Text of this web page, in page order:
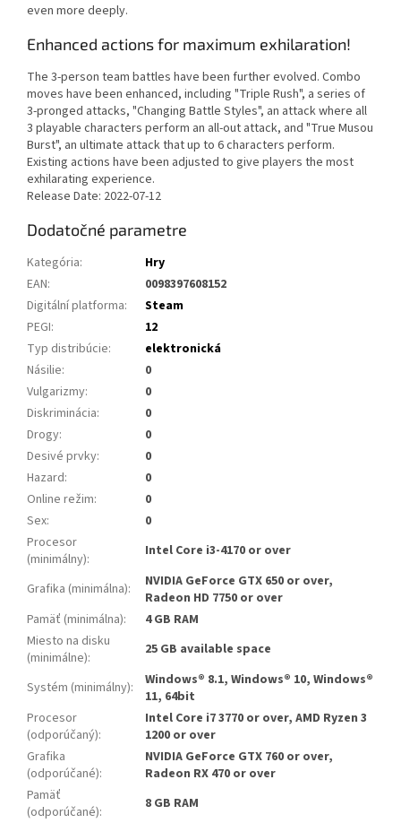
even more deeply.
Enhanced actions for maximum exhilaration!
The 3-person team battles have been further evolved. Combo
moves have been enhanced, including "Triple Rush", a series of
3-pronged attacks, "Changing Battle Styles", an attack where all
3 playable characters perform an all-out attack, and "True Musou
Burst", an ultimate attack that up to 6 characters perform.
Existing actions have been adjusted to give players the most
exhilarating experience.
Release Date: 2022-07-12
Dodatočné parametre
Kategória:
Hry
EAN:
0098397608152
Digitální platforma:
Steam
PEGI:
12
Typ distribúcie:
elektronická
Násilie:
0
Vulgarizmy:
0
Diskriminácia:
0
Drogy:
0
Desivé prvky:
0
Hazard:
0
Online režim:
0
Sex:
0
Procesor
(minimálny): Intel Core i3-4170 or over
Grafika (minimálna):
NVIDIA GeForce GTX 650 or over,
Radeon HD 7750 or over
Pamäť (minimálna):
4 GB RAM
Miesto na disku
(minimálne): 25 GB available space
Systém (minimálny):
Windows® 8.1, Windows® 10, Windows®
11, 64bit
Procesor
(odporúčaný):
Intel Core i7 3770 or over, AMD Ryzen 3
1200 or over
Grafika
(odporúčané):
NVIDIA GeForce GTX 760 or over,
Radeon RX 470 or over
Pamäť
(odporúčané):
8 GB RAM